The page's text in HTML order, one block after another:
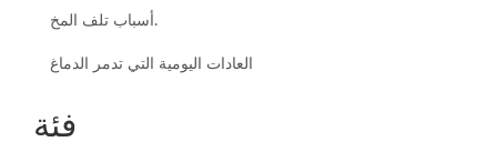
أسباب تلف المخ.
العادات اليومية التي تدمر الدماغ
فئة